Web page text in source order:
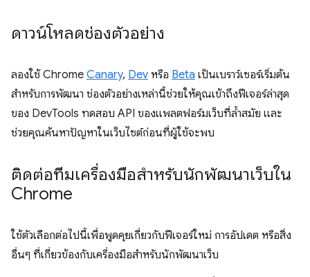
ดาวน์โหลดช่องตัวอย่าง
ลองใช้ Chrome Canary, Dev หรือ Beta เป็นเบราว์เซอร์เริ่มต้น
สำหรับการพัฒนา ช่องตัวอย่างเหล่านี้ช่วยให้คุณเข้าถึงฟีเจอร์ล่าสุด
ของ DevTools ทดสอบ API ของแพลตฟอร์มเว็บที่ล้ำสมัย และ
ช่วยคุณค้นหาปัญหาในเว็บไซต์ก่อนที่ผู้ใช้จะพบ
ติดต่อทีมเครื่องมือสำหรับนักพัฒนาเว็บใน
Chrome
ใช้ตัวเลือกต่อไปนี้เพื่อพูดคุยเกี่ยวกับฟีเจอร์ใหม่ การอัปเดต หรือสิ่ง
อื่นๆ ที่เกี่ยวข้องกับเครื่องมือสำหรับนักพัฒนาเว็บ